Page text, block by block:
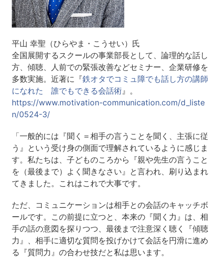
平山 幸聖（ひらやま・こうせい）氏
全国展開するスクールの事業部長として、論理的な話し
方、傾聴、人前での緊張改善などセミナー、企業研修を
多数実施。近著に『鉄オタでコミュ障でも話し方の講師
になれた 誰でもできる会話術』。
https://www.motivation-communication.com/d_liste
n/0524-3/
「一般的には『聞く＝相手の言うことを聞く、主張に従
う』という受け身の側面で理解されているように感じま
す。私たちは、子どものころから『親や先生の言うこと
を（最後まで）よく聞きなさい』と言われ、刷り込まれ
てきました。これはこれで大事です。
ただ、コミュニケーションは相手との会話のキャッチボ
ールです。この前提に立つと、本来の『聞く力』は、相
手の話の意図を探りつつ、最後まで注意深く聴く『傾聴
力』、相手に適切な質問を投げかけて会話を円滑に進め
る『質問力』の合わせ技だと私は思います。